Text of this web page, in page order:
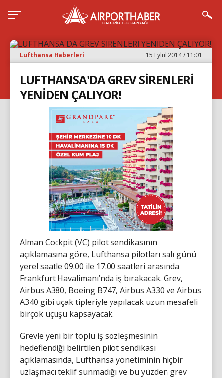
Lufthansa Haberleri 15 Eylül 2014 / 11:01
LUFTHANSA'DA GREV SİRENLERİ
YENİDEN ÇALIYOR!
Alman Cockpit (VC) pilot sendikasının
açıklamasına göre, Lufthansa pilotları salı günü
yerel saatle 09.00 ile 17.00 saatleri arasında
Frankfurt Havalimanı’nda iş bırakacak. Grev,
Airbus A380, Boeing B747, Airbus A330 ve Airbus
A340 gibi uçak tipleriyle yapılacak uzun mesafeli
birçok uçuşu kapsayacak.
Grevle yeni bir toplu iş sözleşmesinin
hedeflendiği belirtilen pilot sendikası
açıklamasında, Lufthansa yönetiminin hiçbir
uzlaşmacı teklif sunmadığı ve bu yüzden grev